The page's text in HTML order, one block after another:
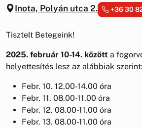
Inota, Polyán utca 2. +36 30
Tisztelt Betegeink!
2025. február 10-14. között a
helyettesítés lesz az alábbiak szerint:
Febr. 10. 12.00-14.00 óra
Febr. 11. 08.00-11.00 óra
Febr. 12. 08.00-11.00 óra
Febr. 13. 08.00-11.00 óra